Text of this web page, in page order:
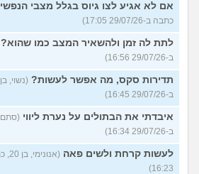
אם לא אגיע לצו גיוס בגלל מצבי הנפשי
כתבה ב-29/07/26 17:05)
לתת לה זמן ולהשאיר המצב כמו שהוא?
ב-29/07/26 16:56)
תדירות סקס, מה אפשר לעשות?
ב-29/07/26 16:45)
איבדתי את הבתולים על נערת ליווי
ב-29/07/26 16:34)
לעשות קרחת ולשים פאה
16:23)